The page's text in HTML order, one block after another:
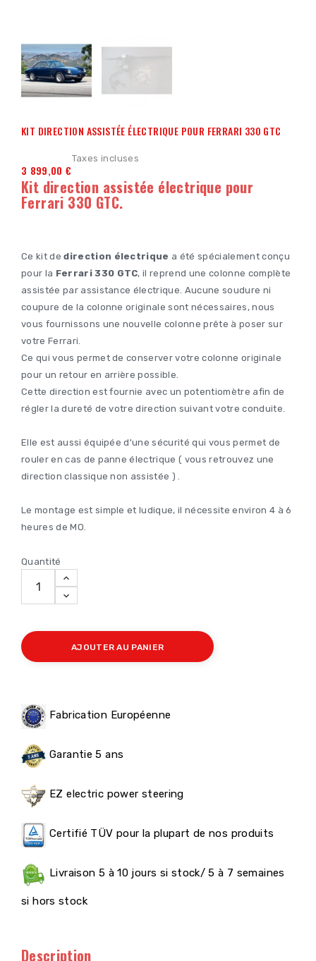
KIT DIRECTION ASSISTÉE ÉLECTRIQUE POUR FERRARI 330 GTC
3 899,00 €
Taxes incluses
Kit direction assistée électrique pour
Ferrari 330 GTC.
Ce kit dedirection électrique a été spécialement conçu
pour la Ferrari 330 GTC, il reprend une colonne complète
assistée par assistance électrique. Aucune soudure ni
coupure de la colonne originale sont nécessaires, nous
vous fournissons une nouvelle colonne prête à poser sur
votre Ferrari.
Ce qui vous permet de conserver votre colonne originale
pour un retour en arrière possible.
Cette direction est fournie avec un potentiomètre afin de
régler la dureté de votre direction suivant votre conduite.
Elle est aussi équipée d'une sécurité qui vous permet de
rouler en cas de panne électrique ( vous retrouvez une
direction classique non assistée ) .
Le montage est simple et ludique, il nécessite environ 4 à 6
heures de MO.
Quantité
AJOUTER AU PANIER
Fabrication Européenne
Garantie 5 ans
EZ electric power steering
Certifié TÜV pour la plupart de nos produits
Livraison 5 à 10 jours si stock/ 5 à 7 semaines
si hors stock
Description